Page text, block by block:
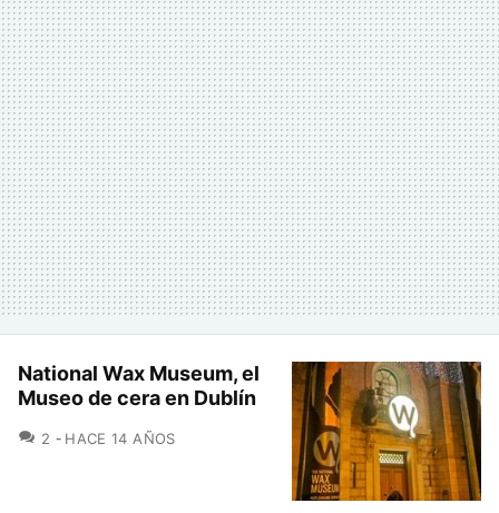
National Wax Museum, el
Museo de cera en Dublín
2 COMENTARIOS
HACE 14 AÑOS